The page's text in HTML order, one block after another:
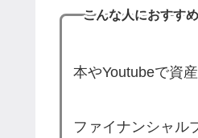
こんな人におすすめ
本やYoutubeで資
ファイナンシャル